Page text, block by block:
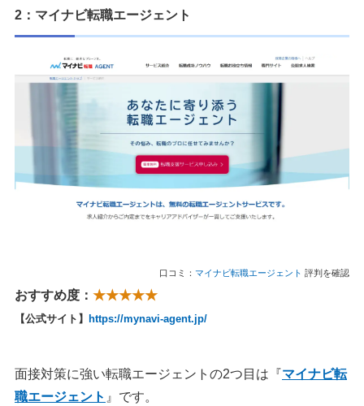
2：マイナビ転職エージェント
口コミ： マイナビ転職エージェント 評判を確認
おすすめ度： ★★★★★
【公式サイト】 https://mynavi-agent.jp/
面接対策に強い転職エージェントの2つ目は『マイナビ転
職エージェント 』です。